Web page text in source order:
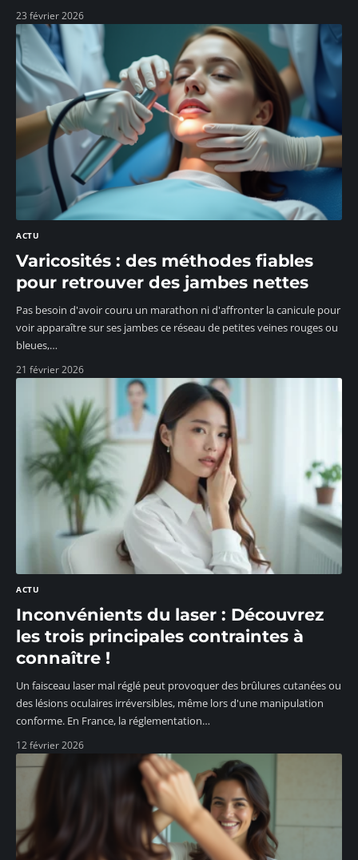
23 février 2026
ACTU
Varicosités : des méthodes fiables
pour retrouver des jambes nettes
Pas besoin d'avoir couru un marathon ni d'affronter la canicule pour
voir apparaître sur ses jambes ce réseau de petites veines rouges ou
bleues,…
21 février 2026
ACTU
Inconvénients du laser : Découvrez
les trois principales contraintes à
connaître !
Un faisceau laser mal réglé peut provoquer des brûlures cutanées ou
des lésions oculaires irréversibles, même lors d'une manipulation
conforme. En France, la réglementation…
12 février 2026